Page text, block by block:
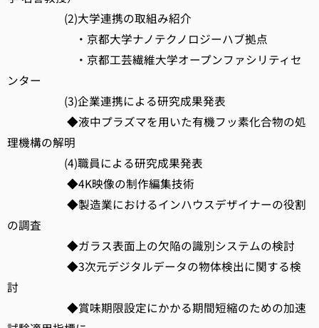
(2)大学連携の取組み紹介
・京都大学ナノテクノロジーハブ拠点
・京都工芸繊維大学オープンファシリティセ
ンター
(3)企業連携による研究成果発表
◆液中プラズマを用いた有機フッ素化合物の処
理機構の解明
(4)職員による研究成果発表
◆4K映像の制作編集技術
◆製造業におけるインハウスデザイナーの役割
の調査
◆ガラス表面上の欠陥の識別システムの検討
◆3次元デジタルデータの物体検出に関する検
討
◆賞味期限設定にかかる期間短縮のための加速